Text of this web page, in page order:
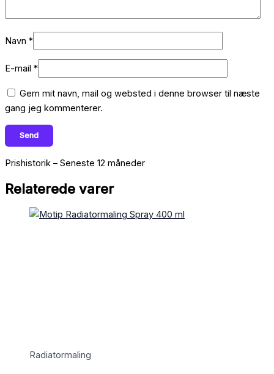
Navn *
E-mail *
Gem mit navn, mail og websted i denne browser til næste
gang jeg kommenterer.
Prishistorik – Seneste 12 måneder
Relaterede varer
Radiatormaling